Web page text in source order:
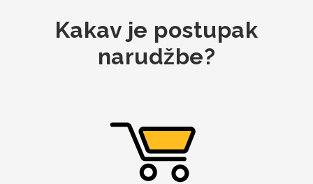
Kakav je postupak
narudžbe?